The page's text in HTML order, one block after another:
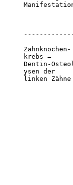
krebs =
Dentin-
ysen der
linken